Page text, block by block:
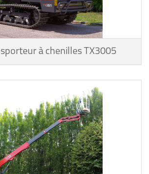
à chenilles TX3005